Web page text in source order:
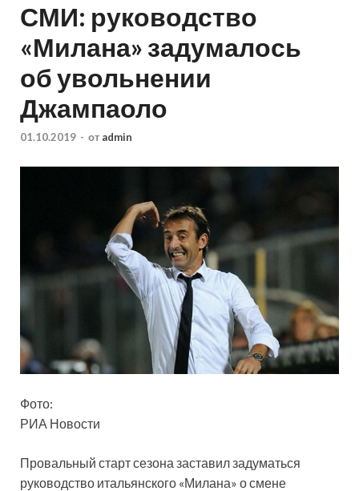
СМИ: руководство
«Милана» задумалось
об увольнении
Джампаоло
01.10.2019 - от admin
Фото:
РИА Новости
Провальный старт сезона заставил задуматься
руководство итальянского «Милана» о смене